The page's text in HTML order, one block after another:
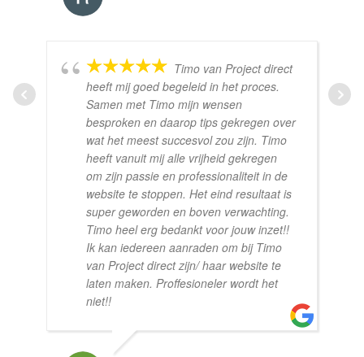
Timo van Project direct
heeft mij goed begeleid in het proces.
Samen met Timo mijn wensen
besproken en daarop tips gekregen over
wat het meest succesvol zou zijn. Timo
heeft vanuit mij alle vrijheid gekregen
om zijn passie en professionaliteit in de
website te stoppen. Het eind resultaat is
super geworden en boven verwachting.
Timo heel erg bedankt voor jouw inzet!!
Ik kan iedereen aanraden om bij Timo
van Project direct zijn/ haar website te
laten maken. Proffesioneler wordt het
niet!!